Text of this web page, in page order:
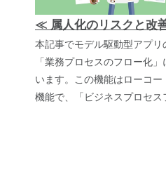
≪ 属人化のリスクと改
本記事でモデル駆動型アプリ
「業務プロセスのフロー化
います。この機能はローコ
機能で、「ビジネスプロセス